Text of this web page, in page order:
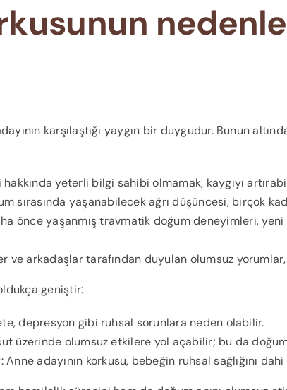
karşılaştığı yaygın bir duygudur. Bunun
yeterli bilgi sahibi olmamak, kaygıyı
sırasında yaşanabilecek ağrı düşüncesi, birçok
önce yaşanmış travmatik doğum deneyimleri,
ve arkadaşlar tarafından duyulan olumsuz
geniştir:
depresyon gibi ruhsal sorunlara neden olabilir.
üzerinde olumsuz etkilere yol açabilir; bu da
: Anne adayının korkusu, bebeğin ruhsal sağlığını